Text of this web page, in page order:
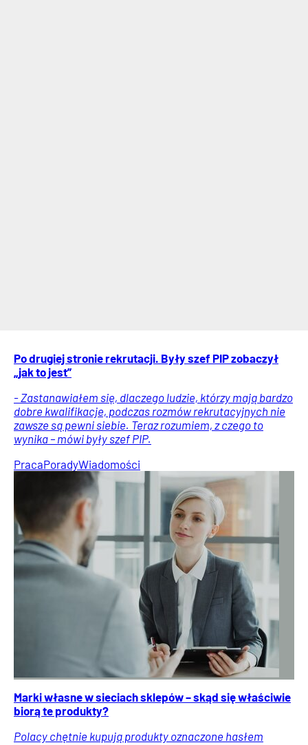
Po drugiej stronie rekrutacji. Były szef PIP zobaczył
„jak to jest”
- Zastanawiałem się, dlaczego ludzie, którzy mają bardzo
dobre kwalifikacje, podczas rozmów rekrutacyjnych nie
zawsze są pewni siebie. Teraz rozumiem, z czego to
wynika – mówi były szef PIP.
PracaPoradyWiadomości
Marki własne w sieciach sklepów – skąd się właściwie
biorą te produkty?
Polacy chętnie kupują produkty oznaczone hasłem